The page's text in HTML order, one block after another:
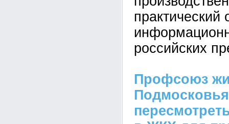
практический
российских
Профсоюз